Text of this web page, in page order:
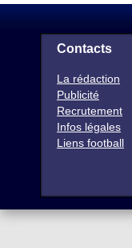
Contacts
La rédaction
Publicité
Recrutement
Infos légales
Liens football